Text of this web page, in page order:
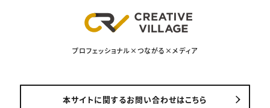
プロフェッショナル×つながる×メディア
本サイトに関するお問い合わせはこちら